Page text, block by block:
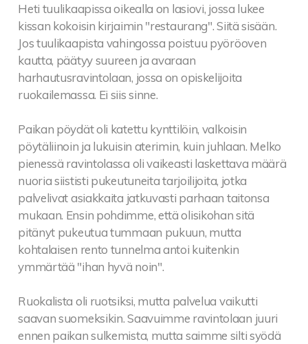
Heti tuulikaapissa oikealla on lasiovi, jossa lukee
kissan kokoisin kirjaimin "restaurang". Siitä sisään.
Jos tuulikaapista vahingossa poistuu pyöröoven
kautta, päätyy suureen ja avaraan
harhautusravintolaan, jossa on opiskelijoita
ruokailemassa. Ei siis sinne.
Paikan pöydät oli katettu kynttilöin, valkoisin
pöytäliinoin ja lukuisin aterimin, kuin juhlaan. Melko
pienessä ravintolassa oli vaikeasti laskettava määrä
nuoria siististi pukeutuneita tarjoilijoita, jotka
palvelivat asiakkaita jatkuvasti parhaan taitonsa
mukaan. Ensin pohdimme, että olisikohan sitä
pitänyt pukeutua tummaan pukuun, mutta
kohtalaisen rento tunnelma antoi kuitenkin
ymmärtää "ihan hyvä noin".
Ruokalista oli ruotsiksi, mutta palvelua vaikutti
saavan suomeksikin. Saavuimme ravintolaan juuri
ennen paikan sulkemista, mutta saimme silti syödä